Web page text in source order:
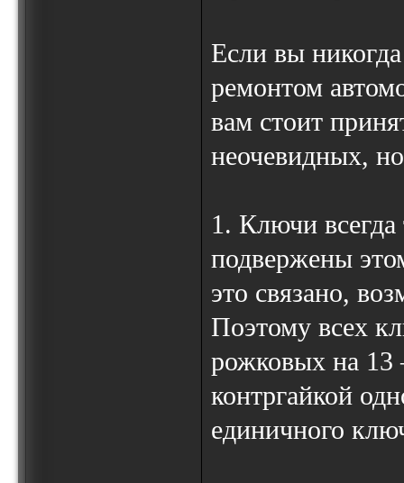
Если вы
ремонтом
вам стоит
неочевидных,
1. Ключи
подвержены
это связано,
Поэтому всех
рожковых на 13
контргайкой
единичного